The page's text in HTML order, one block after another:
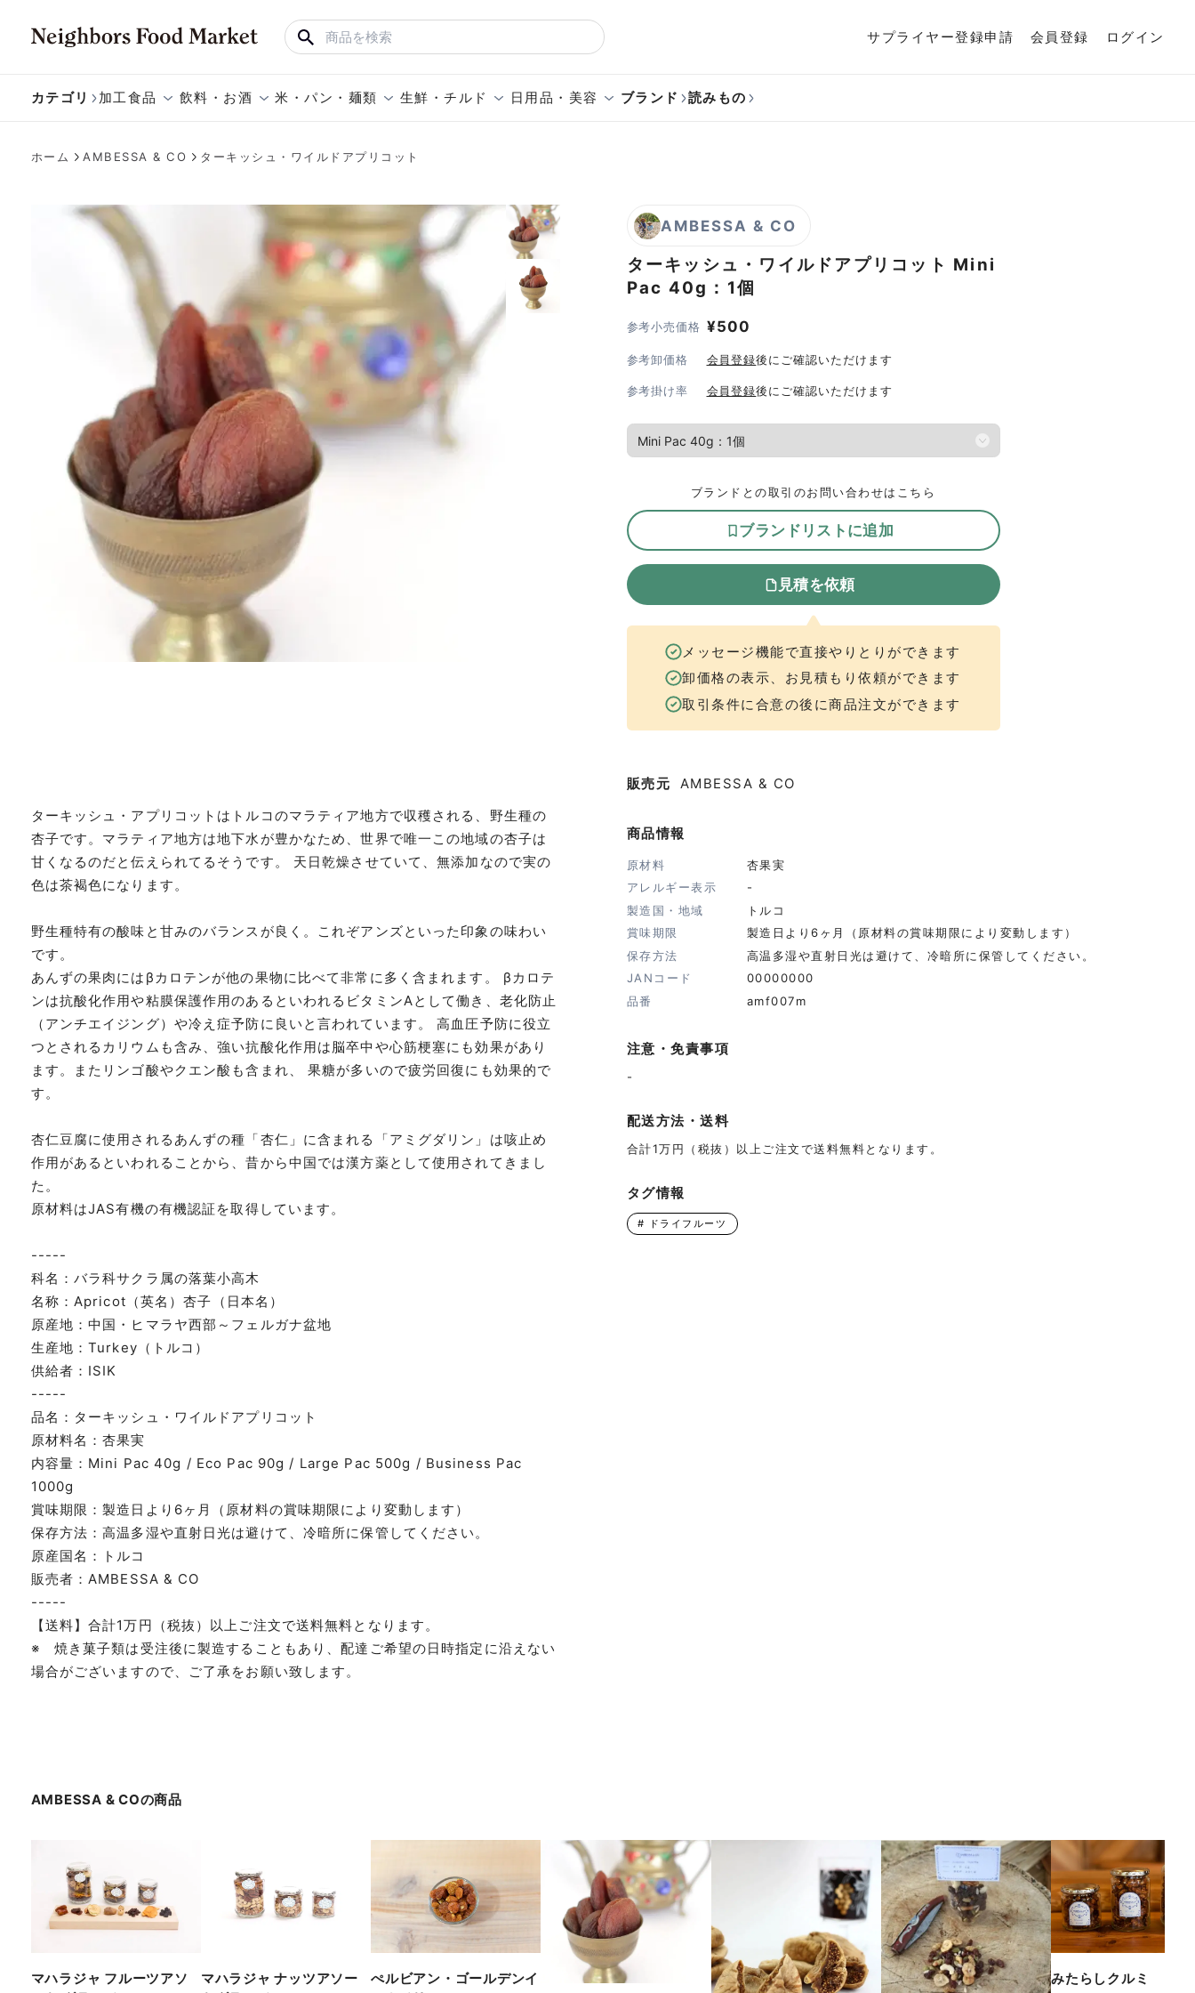
サプライヤー登録申請 会員登録 ログイン
カテゴリ 加工食品 飲料・お酒 米・パン・麺類 生鮮・チルド 日用品・美容 ブランド 読みもの
ホーム AMBESSA & CO ターキッシュ・ワイルドアプリコット
AMBESSA & CO
ターキッシュ・ワイルドアプリコット Mini
Pac 40g：1個
参考小売価格 ¥500
参考卸価格 会員登録後にご確認いただけます
参考掛け率 会員登録後にご確認いただけます
ブランドとの取引のお問い合わせはこちら
ブランドリストに追加
見積を依頼
メッセージ機能で直接やりとりができます
卸価格の表示、お見積もり依頼ができます
取引条件に合意の後に商品注文ができます
ターキッシュ・アプリコットはトルコのマラティア地方で収穫される、野生種の
杏子です。マラティア地方は地下水が豊かなため、世界で唯一この地域の杏子は
甘くなるのだと伝えられてるそうです。 天日乾燥させていて、無添加なので実の
色は茶褐色になります。
野生種特有の酸味と甘みのバランスが良く。これぞアンズといった印象の味わい
です。
あんずの果肉にはβカロテンが他の果物に比べて非常に多く含まれます。 βカロテ
ンは抗酸化作用や粘膜保護作用のあるといわれるビタミンAとして働き、老化防止
（アンチエイジング）や冷え症予防に良いと言われています。 高血圧予防に役立
つとされるカリウムも含み、強い抗酸化作用は脳卒中や心筋梗塞にも効果があり
ます。またリンゴ酸やクエン酸も含まれ、 果糖が多いので疲労回復にも効果的で
す。
杏仁豆腐に使用されるあんずの種「杏仁」に含まれる「アミグダリン」は咳止め
作用があるといわれることから、昔から中国では漢方薬として使用されてきまし
た。
原材料はJAS有機の有機認証を取得しています。
-----
科名：バラ科サクラ属の落葉小高木
名称：Apricot（英名）杏子（日本名）
原産地：中国・ヒマラヤ西部～フェルガナ盆地
生産地：Turkey（トルコ）
供給者：ISIK
-----
品名：ターキッシュ・ワイルドアプリコット
原材料名：杏果実
内容量：Mini Pac 40g / Eco Pac 90g / Large Pac 500g / Business Pac
1000g
賞味期限：製造日より6ヶ月（原材料の賞味期限により変動します）
保存方法：高温多湿や直射日光は避けて、冷暗所に保管してください。
原産国名：トルコ
販売者：AMBESSA & CO
-----
【送料】合計1万円（税抜）以上ご注文で送料無料となります。
※ 焼き菓子類は受注後に製造することもあり、配達ご希望の日時指定に沿えない
場合がございますので、ご了承をお願い致します。
販売元 AMBESSA & CO
商品情報
原材料
杏果実
アレルギー表示
-
製造国・地域
トルコ
賞味期限
製造日より6ヶ月（原材料の賞味期限により変動します）
保存方法
高温多湿や直射日光は避けて、冷暗所に保管してください。
JANコード
00000000
品番
amf007m
注意・免責事項
-
配送方法・送料
合計1万円（税抜）以上ご注文で送料無料となります。
タグ情報
# ドライフルーツ
AMBESSA & COの商品
マハラジャ フルーツアソ
マハラジャ ナッツアソー
ぺルビアン・ゴールデンイ
みたらしクルミ